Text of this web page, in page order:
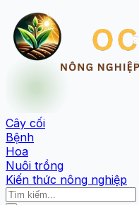
Cây cối
Bệnh
Hoa
Nuôi trồng
Kiến thức nông nghiệp